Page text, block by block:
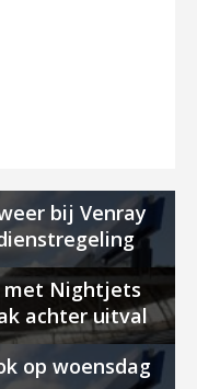
bij Venray
met Nightjets
achter uitval
op woensdag